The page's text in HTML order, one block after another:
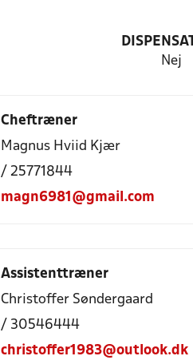
Nej
Cheftræner
Magnus Hviid Kjær
/ 25771844
magn6981@gmail.com
Assistenttræner
Christoffer Søndergaard
/ 30546444
christoffer1983@outlook.dk